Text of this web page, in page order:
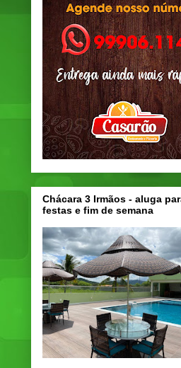
Chácara 3 Irmãos - aluga
festas e fim de semana